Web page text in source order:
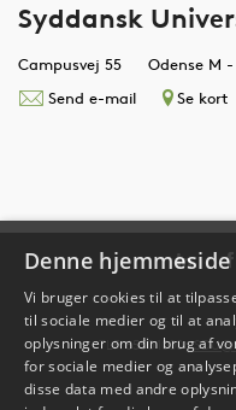
Syddansk
Campusvej 55 Odense M -
Send e-mail
Se kort
TLF: 6550 1000 ·
Denne
Vi bruger cookies til at
til sociale medier og til at
oplysninger om din brug af
for sociale medier og
disse data med andre